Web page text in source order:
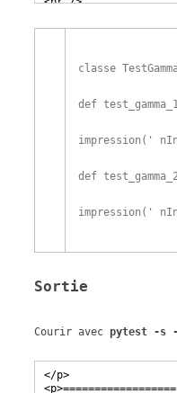
classe
def
impression ( '
def
impression ( '
Sortie
Courir avec pytest -s